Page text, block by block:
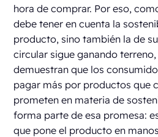
hora de comprar. Por eso,
debe tener en cuenta la
producto, sino también la de
circular sigue ganando
demuestran que los
pagar más por productos que
prometen en materia de
forma parte de esa promesa:
que pone el producto en